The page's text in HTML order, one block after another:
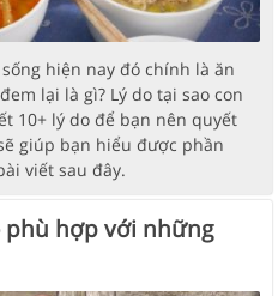
hiện nay đó chính là ăn
lại là gì? Lý do tại sao con
10+ lý do để bạn nên quyết
giúp bạn hiểu được phần
viết sau đây.
phù hợp với những